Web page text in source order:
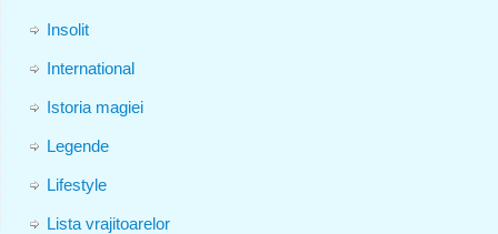
Insolit
International
Istoria magiei
Legende
Lifestyle
Lista vrajitoarelor